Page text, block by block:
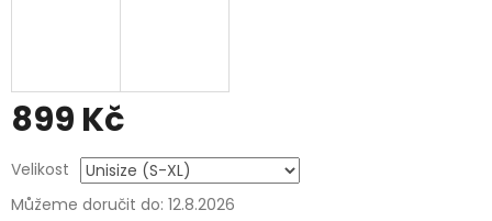
899 Kč
cena:
Velikost
Můžeme doručit do: 12.8.2026